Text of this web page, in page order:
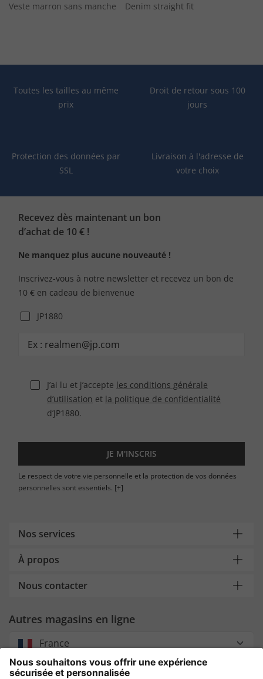
Veste marron sans manche
Denim straight fit
Toutes les tailles au même
prix
Droit de retour sous 100
jours
Protection des données par
SSL
Livraison à l'adresse de
votre choix
Recevez dès maintenant un bon
d’achat de 10 € !
Ne manquez plus aucune nouveauté !
Inscrivez-vous à notre newsletter et recevez un bon de
10 € en cadeau de bienvenue
JP1880
J’ai lu et j’accepte les conditions générale
d’utilisation et la politique de confidentialité
d’JP1880.
JE M'INSCRIS
Le respect de votre vie personnelle et la protection de vos données
personnelles sont essentiels. [+]
Nos services
À propos
Nous contacter
Autres magasins en ligne
France